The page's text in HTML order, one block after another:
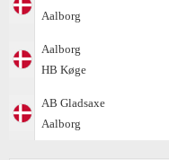
Aalborg
Aalborg
HB Køge
AB Gladsaxe
Aalborg